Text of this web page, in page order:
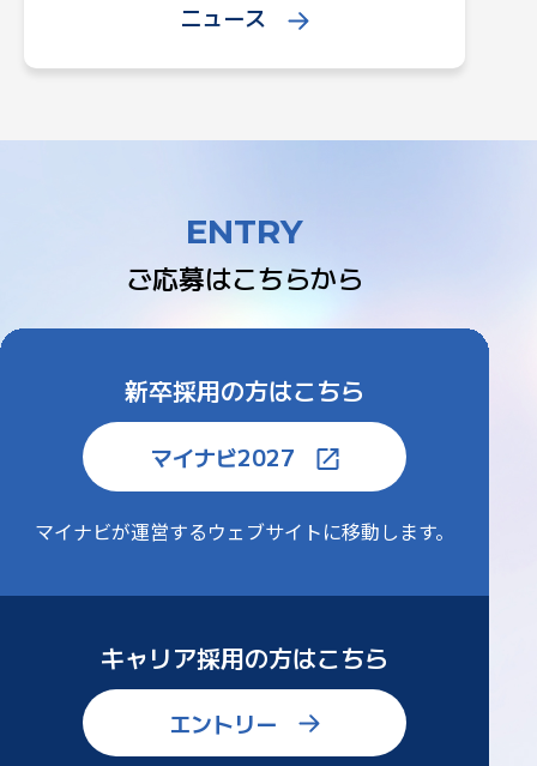
ニュース
ENTRY
ご応募はこちらから
新卒採用の方はこちら
マイナビ2027
マイナビが運営するウェブサイトに移動します。
キャリア採用の方はこちら
エントリー